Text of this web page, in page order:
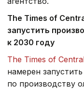
The Times of
запустить
к 2030 году
The Times of
намерен
по производству